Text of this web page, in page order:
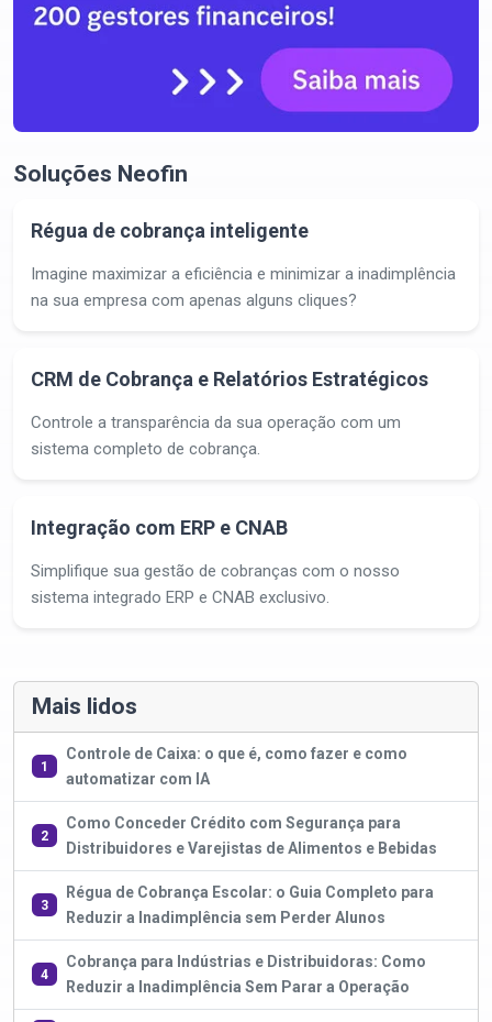
Soluções Neofin
Régua de cobrança inteligente
Imagine maximizar a eficiência e minimizar a inadimplência
na sua empresa com apenas alguns cliques?
CRM de Cobrança e Relatórios Estratégicos
Controle a transparência da sua operação com um
sistema completo de cobrança.
Integração com ERP e CNAB
Simplifique sua gestão de cobranças com o nosso
sistema integrado ERP e CNAB exclusivo.
Mais lidos
1
Controle de Caixa: o que é, como fazer e como
automatizar com IA
2
Como Conceder Crédito com Segurança para
Distribuidores e Varejistas de Alimentos e Bebidas
3
Régua de Cobrança Escolar: o Guia Completo para
Reduzir a Inadimplência sem Perder Alunos
4
Cobrança para Indústrias e Distribuidoras: Como
Reduzir a Inadimplência Sem Parar a Operação